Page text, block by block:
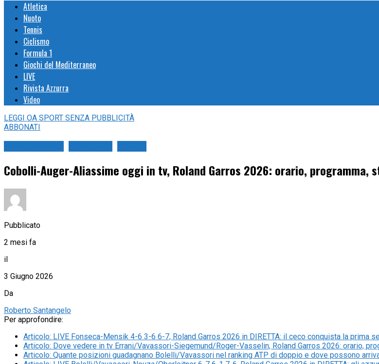
Atletica
Nuoto
Tennis
Ciclismo
Formula 1
Giochi del Mediterraneo
LIVE
Rivista Azzurra
Video
LEGGI OA SPORT SENZA PUBBLICITÀ
ABBONATI
Cobolli-Auger-Aliassime oggi in tv, Roland Garros 2026: orario, programma,
Pubblicato
2 mesi fa
il
3 Giugno 2026
Da
Roberto Santangelo
Per approfondire:
Articolo: LIVE Fonseca-Mensik 4-6 3-6 6-7, Roland Garros 2026 in DIRETTA: il ceco conquista la prima
Articolo: Dove vedere in tv Errani/Vavassori-Siegemund/Roger-Vasselin, Roland Garros 2026: orario,
Articolo: Quante posizioni guadagnano Bolelli/Vavassori nel ranking ATP di doppio e dove possono